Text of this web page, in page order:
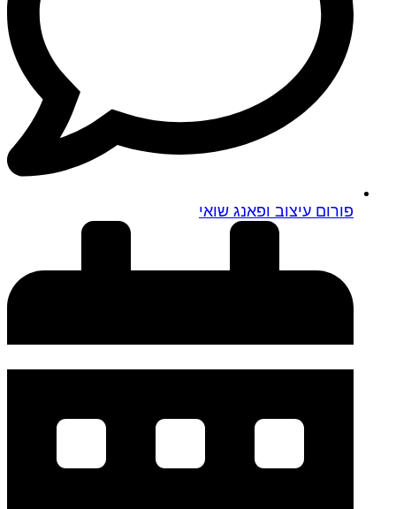
פורום עיצוב ופאנג שואי